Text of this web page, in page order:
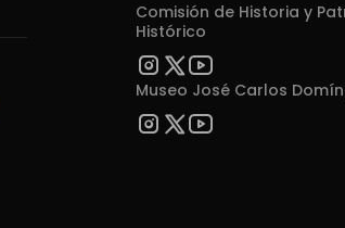
Comisión de Historia y
Histórico
Museo José Carlos